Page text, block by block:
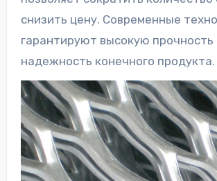
снизить цену. Современные
гарантируют высокую прочность
надежность конечного продукта.